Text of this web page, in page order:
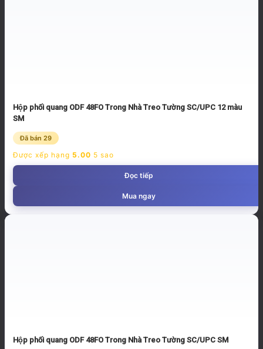
Hộp phối quang ODF 48FO Trong Nhà Treo Tường SC/UPC 12 màu
SM
Đã bán 29
Được xếp hạng 5.00 5 sao
Đọc tiếp
Mua ngay
Hộp phối quang ODF 48FO Trong Nhà Treo Tường SC/UPC SM